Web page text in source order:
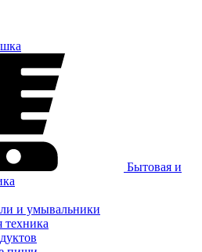
Бытовая и
и умывальники
техника